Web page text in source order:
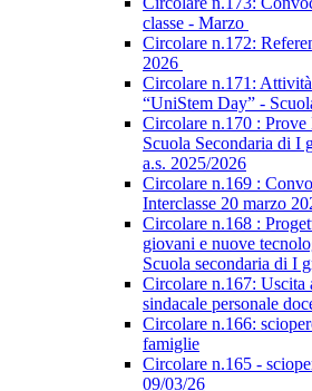
classe - Marzo
Circolare n.172:
2026
Circolare n.171:
“UniStem Day” -
Circolare n.170 :
Scuola Secondaria di I
a.s. 2025/2026
Circolare n.169 :
Interclasse 20 marzo
Circolare n.168 :
giovani e nuove
Scuola secondaria di I
Circolare n.167: Uscita
sindacale personale
Circolare n.166:
famiglie
Circolare n.165 -
09/03/26